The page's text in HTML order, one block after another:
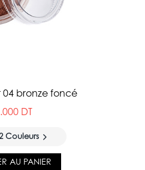
04 bronze foncé
DT
Couleurs
AU PANIER